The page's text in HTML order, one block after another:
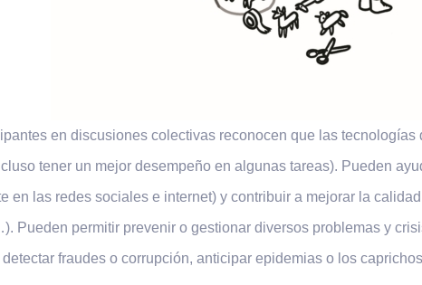
en discusiones colectivas reconocen que las
tener un mejor desempeño en algunas tareas). Pueden
en las redes sociales e internet) y contribuir a mejorar la
Pueden permitir prevenir o gestionar diversos problemas y
detectar fraudes o corrupción, anticipar epidemias o los